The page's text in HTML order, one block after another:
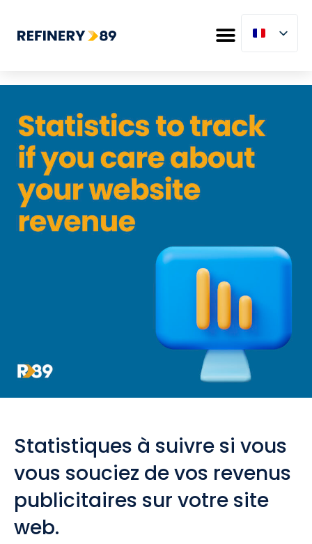
Statistiques à suivre si vous
vous souciez de vos revenus
publicitaires sur votre site
web.